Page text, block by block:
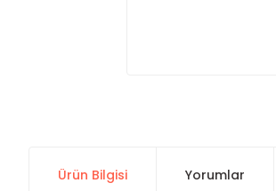
Ürün Bilgisi Yorumlar